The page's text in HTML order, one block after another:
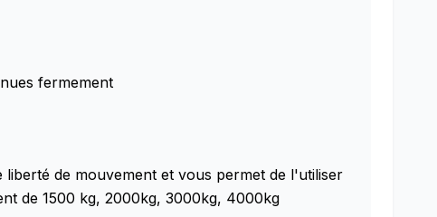
fermement
de mouvement et vous permet de l'utiliser
de 1500 kg, 2000kg, 3000kg, 4000kg